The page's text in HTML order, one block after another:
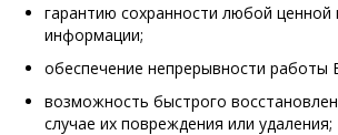
гарантию сохранности любой ценной
информации;
обеспечение непрерывности работы
возможность быстрого
случае их повреждения или удаления;